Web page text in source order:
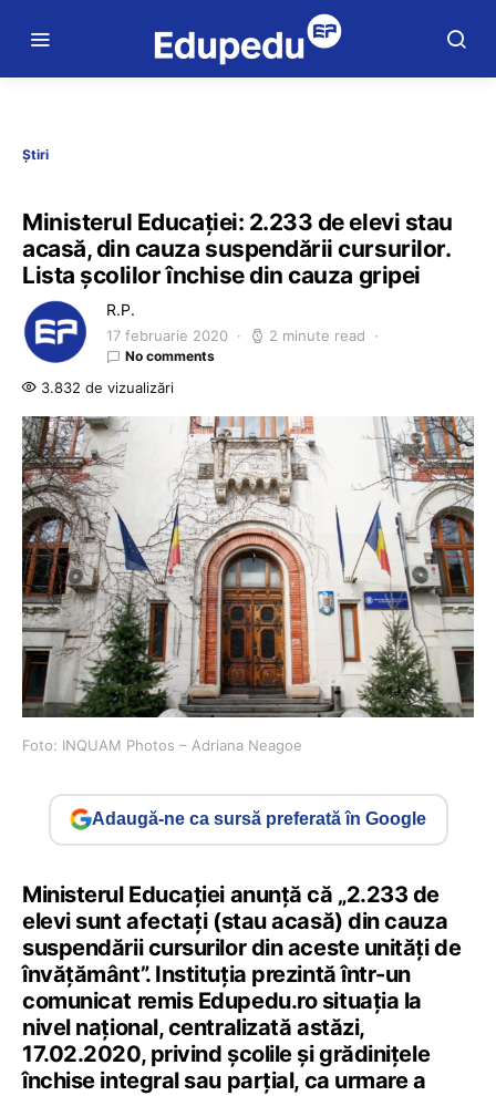
Știri
Ministerul Educației: 2.233 de elevi stau
acasă, din cauza suspendării cursurilor.
Lista școlilor închise din cauza gripei
R.P.
17 februarie 2020 2 minute read
No comments
3.832 de vizualizări
Foto: INQUAM Photos – Adriana Neagoe
Adaugă-ne ca sursă preferată în Google
Ministerul Educației anunță că „2.233 de
elevi sunt afectați (stau acasă) din cauza
suspendării cursurilor din aceste unități de
învățământ”. Instituția prezintă într-un
comunicat remis Edupedu.ro situația la
nivel național, centralizată astăzi,
17.02.2020, privind școlile și grădinițele
închise integral sau parțial, ca urmare a